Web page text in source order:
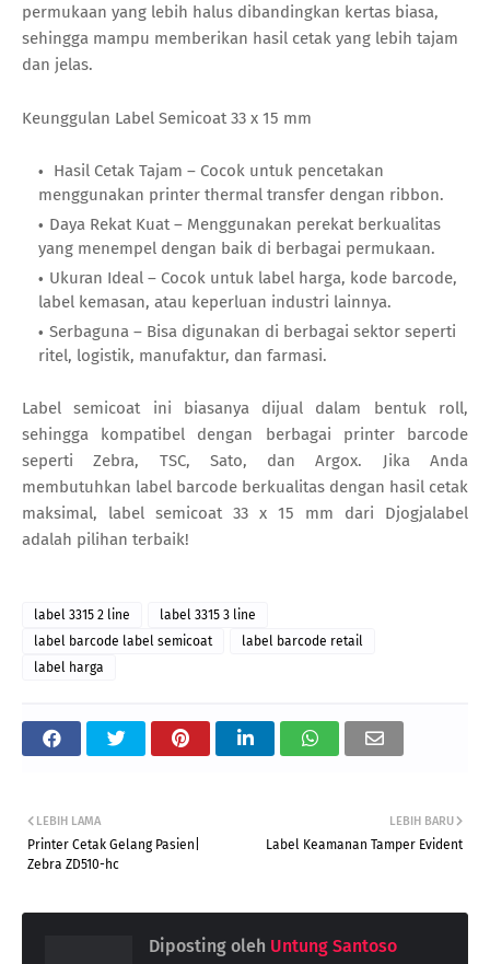
permukaan yang lebih halus dibandingkan kertas biasa,
sehingga mampu memberikan hasil cetak yang lebih tajam
dan jelas.
Keunggulan Label Semicoat 33 x 15 mm
Hasil Cetak Tajam – Cocok untuk pencetakan
menggunakan printer thermal transfer dengan ribbon.
Daya Rekat Kuat – Menggunakan perekat berkualitas
yang menempel dengan baik di berbagai permukaan.
Ukuran Ideal – Cocok untuk label harga, kode barcode,
label kemasan, atau keperluan industri lainnya.
Serbaguna – Bisa digunakan di berbagai sektor seperti
ritel, logistik, manufaktur, dan farmasi.
Label semicoat ini biasanya dijual dalam bentuk roll,
sehingga kompatibel dengan berbagai printer barcode
seperti Zebra, TSC, Sato, dan Argox. Jika Anda
membutuhkan label barcode berkualitas dengan hasil cetak
maksimal, label semicoat 33 x 15 mm dari Djogjalabel
adalah pilihan terbaik!
label 3315 2 line
label 3315 3 line
label barcode label semicoat
label barcode retail
label harga
LEBIH BARU
Label Keamanan Tamper Evident
LEBIH LAMA
Printer Cetak Gelang Pasien|
Zebra ZD510-hc
Diposting oleh Untung Santoso